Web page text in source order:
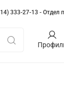
333-27-13 - Отдел